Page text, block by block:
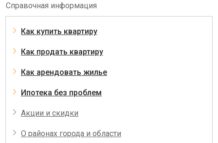
Справочная информация
Как купить квартиру
Как продать квартиру
Как арендовать жилье
Ипотека без проблем
Акции и скидки
О районах города и области